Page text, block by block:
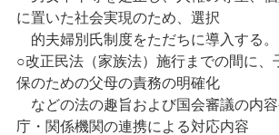
に置いた社会実現のため、選択
的夫婦別氏制度をただちに導入する。
○改正民法（家族法）施行までの間に、
保のための父母の責務の明確化
などの法の趣旨および国会審議の内
庁・関係機関の連携による対応内容